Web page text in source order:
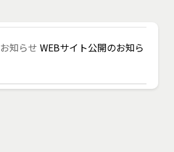
お知らせ WEBサイト公開のお知ら